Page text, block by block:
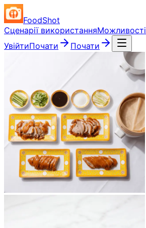
FoodShot
Сценарії використанняМожливості
УвійтиПочати Почати